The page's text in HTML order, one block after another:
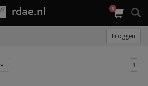
0
Inloggen
1